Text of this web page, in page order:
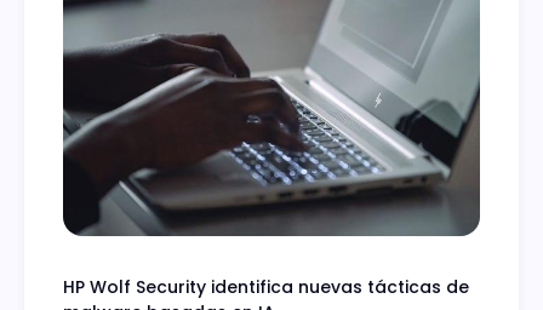
HP Wolf Security identifica nuevas tácticas de